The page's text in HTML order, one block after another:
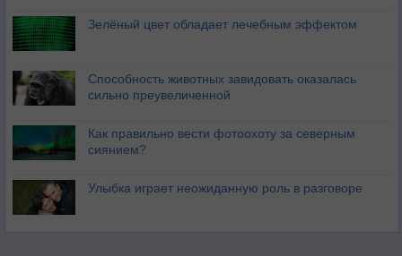
Зелёный цвет обладает лечебным эффектом
Способность животных завидовать оказалась
сильно преувеличенной
Как правильно вести фотоохоту за северным
сиянием?
Улыбка играет неожиданную роль в разговоре